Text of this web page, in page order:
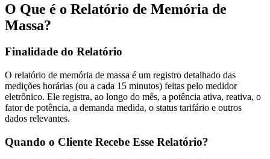
O Que é o Relatório de Memória de
Massa?
Finalidade do Relatório
O relatório de memória de massa é um registro detalhado das
medições horárias (ou a cada 15 minutos) feitas pelo medidor
eletrônico. Ele registra, ao longo do mês, a potência ativa, reativa, o
fator de potência, a demanda medida, o status tarifário e outros
dados relevantes.
Quando o Cliente Recebe Esse Relatório?